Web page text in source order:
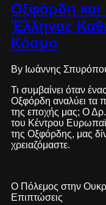
Οξφόρδη και
Έλληνας
Κόσμο
By Ιωάννης
Τι συμβαίνει όταν
Οξφόρδη αναλύει τα
της εποχής μας; Ο
του Κέντρου
της Οξφόρδης, μας
χρειαζόμαστε.
Ο Πόλεμος στην
Επιπτώσεις